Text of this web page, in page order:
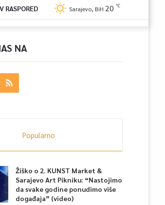
RASPORED Sarajevo, BiH 20 ℃
NA
Popularno
Žiško o 2. KUNST Market &
Sarajevo Art Pikniku: “Nastojimo
da svake godine ponudimo više
događaja” (video)